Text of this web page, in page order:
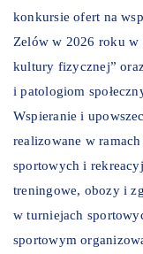
konkursie ofert na
Zelów w 2026 roku w
kultury fizycznej”
i patologiom
Wspieranie i
realizowane w
sportowych i
treningowe, obozy i
w turniejach
sportowym